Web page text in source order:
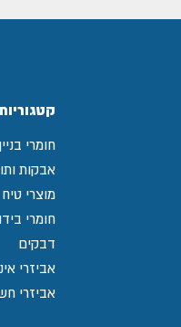
חומרי בניין
אבקות
מוצרי טיח
חומרי
דבקים
אביזרי
אביזרי